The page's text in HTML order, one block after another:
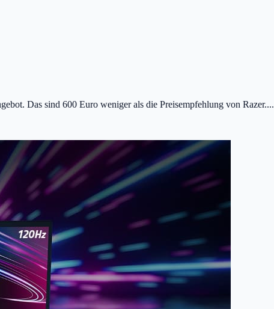
Das sind 600 Euro weniger als die Preisempfehlung von Razer....